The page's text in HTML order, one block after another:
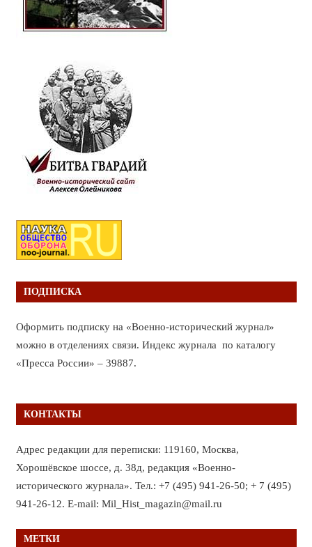
ПОДПИСКА
Оформить подписку на «Военно-исторический журнал»
можно в отделениях связи. Индекс журнала по каталогу
«Пресса России» – 39887.
КОНТАКТЫ
Адрес редакции для переписки: 119160, Москва,
Хорошёвское шоссе, д. 38д, редакция «Военно-
исторического журнала». Тел.: +7 (495) 941-26-50; + 7 (495)
941-26-12. E-mail: Mil_Hist_magazin@mail.ru
МЕТКИ